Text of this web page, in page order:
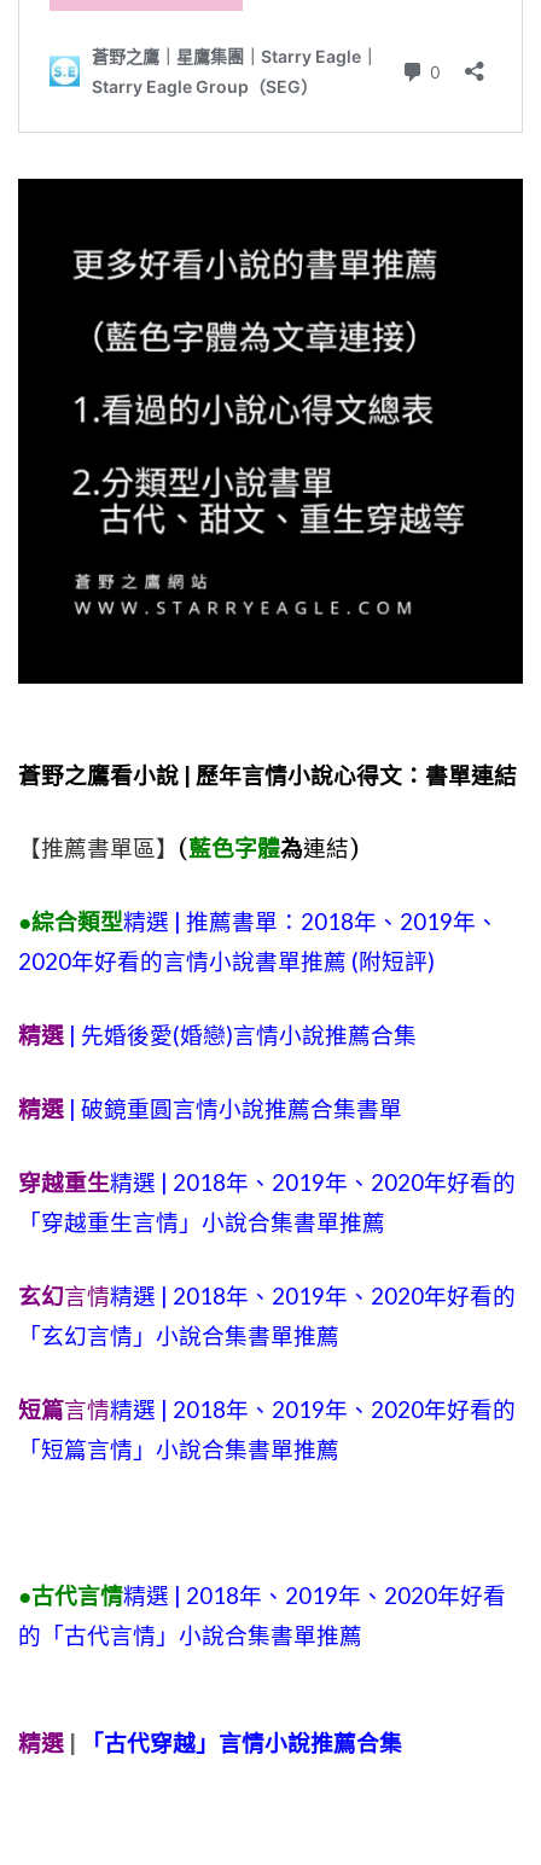
蒼野之鷹看小說 | 歷年言情小說心得文：書單連結
【推薦書單區】 (藍色字體為連結)
●綜合類型精選 | 推薦書單：2018年、2019年、
2020年好看的言情小說書單推薦 (附短評)
精選 | 先婚後愛(婚戀)言情小說推薦合集
精選 | 破鏡重圓言情小說推薦合集書單
穿越重生精選 | 2018年、2019年、2020年好看的
「穿越重生言情」小說合集書單推薦
玄幻言情精選 | 2018年、2019年、2020年好看的
「玄幻言情」小說合集書單推薦
短篇言情精選 | 2018年、2019年、2020年好看的
「短篇言情」小說合集書單推薦
●古代言情精選 | 2018年、2019年、2020年好看
的「古代言情」小說合集書單推薦
精選 「古代穿越」言情小說推薦合集